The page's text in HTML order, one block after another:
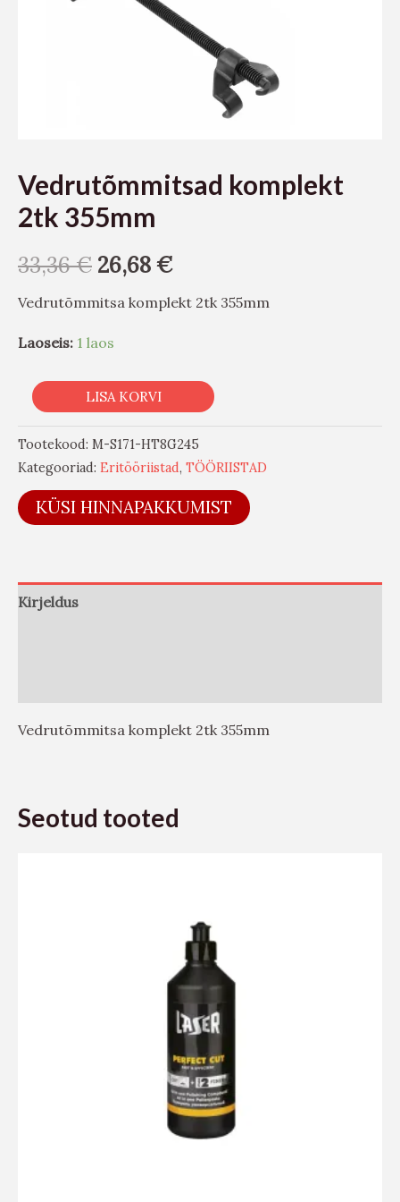
Vedrutõmmitsad komplekt
2tk 355mm
33,36€ 26,68€
Vedrutõmmitsa komplekt 2tk 355mm
Laoseis: 1 laos
LISA KORVI
Tootekood: M-S171-HT8G245
Kategooriad: Eritööriistad, TÖÖRIISTAD
KÜSI HINNAPAKKUMIST
Kirjeldus
Vedrutõmmitsa komplekt 2tk 355mm
Seotud tooted